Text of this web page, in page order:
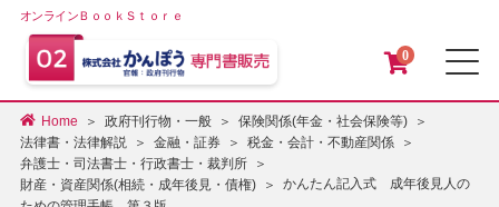
オンラインＢｏｏｋＳｔｏｒｅ
0
Home 政府刊行物・一般
保険関係(年金・社会保険等)
法律書・法律解説
金融・証券
税金・会計・不動産関係
弁護士・司法書士・行政書士・裁判所
財産・資産関係(相続・成年後見・債権)
かんたん記入式 成年後見人の